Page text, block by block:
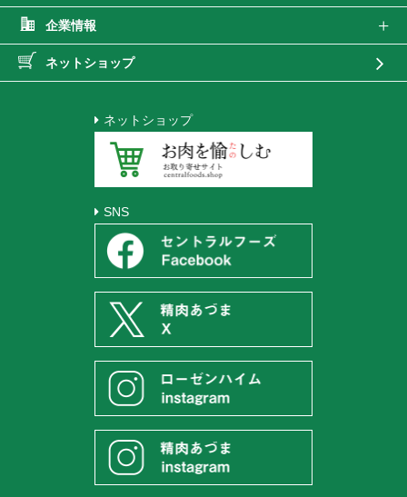
企業情報
ネットショップ
ネットショップ
SNS